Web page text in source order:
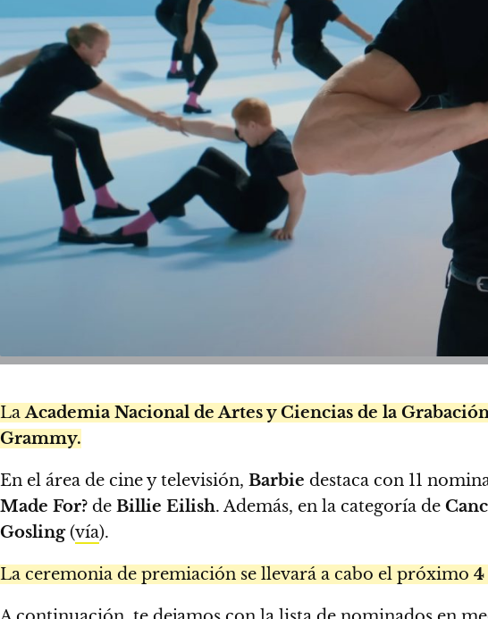
LaAcademia Nacional de Artes y Ciencias de la
Grammy.
En el área de cine y televisión, Barbie destaca con 11
Made For? de Billie Eilish. Además, en la categoría de
Gosling(vía).
La ceremonia de premiación se llevará a cabo el próximo 4